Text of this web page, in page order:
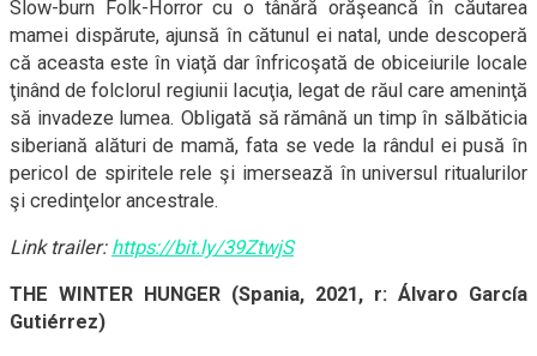
Slow-burn Folk-Horror cu o tânără orăşeancă în căutarea
mamei dispărute, ajunsă în cătunul ei natal, unde descoperă
că aceasta este în viaţă dar înfricoşată de obiceiurile locale
ţinând de folclorul regiunii Iacuţia, legat de răul care ameninţă
să invadeze lumea. Obligată să rămână un timp în sălbăticia
siberiană alături de mamă, fata se vede la rândul ei pusă în
pericol de spiritele rele şi imersează în universul ritualurilor
şi credinţelor ancestrale.
Link trailer: https://bit.ly/39ZtwjS
THE WINTER HUNGER (Spania, 2021, r: Álvaro García
Gutiérrez)